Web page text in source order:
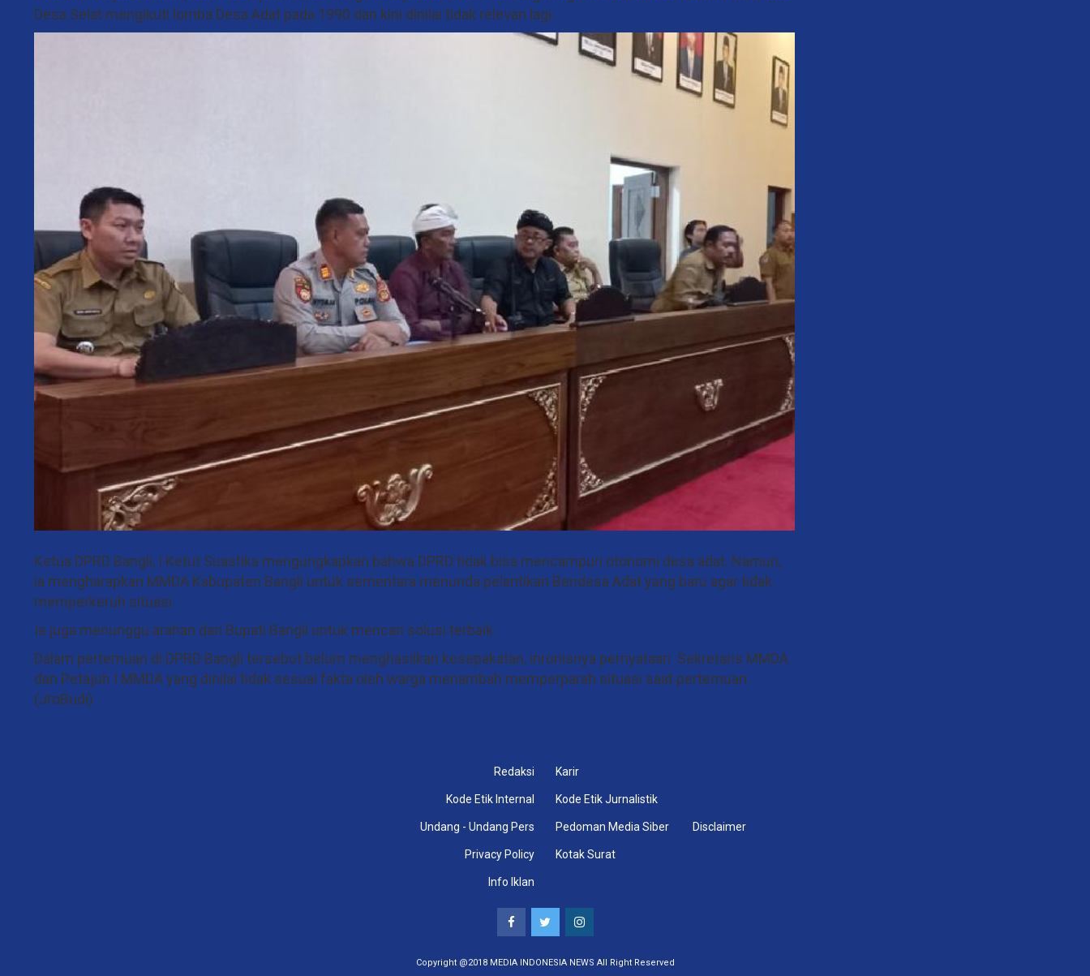
Desa Selat mengikuti lomba Desa Adat pada 1990 dan kini dinilai tidak relevan lagi.
Ketua DPRD Bangli, I Ketut Suastika mengungkapkan bahwa DPRD tidak bisa mencampuri otonomi desa adat. Namun,
ia mengharapkan MMDA Kabupaten Bangli untuk sementara menunda pelantikan Bendesa Adat yang baru agar tidak
memperkeruh situasi.
Ia juga menunggu arahan dari Bupati Bangli untuk mencari solusi terbaik.
Dalam pertemuan di DPRD Bangli tersebut belum menghasilkan kesepakatan, inronisnya pernyataan Sekretaris MMDA
dan Petajuh I MMDA yang dinilai tidak sesuai fakta oleh warga menambah memperparah situasi saat pertemuan.
(JroBudi)
Redaksi
Kode Etik Internal
Undang - Undang Pers
Privacy Policy
Info Iklan
Karir
Kode Etik Jurnalistik
Pedoman Media Siber Disclaimer
Kotak Surat
Copyright @2018 MEDIA INDONESIA NEWS All Right Reserved